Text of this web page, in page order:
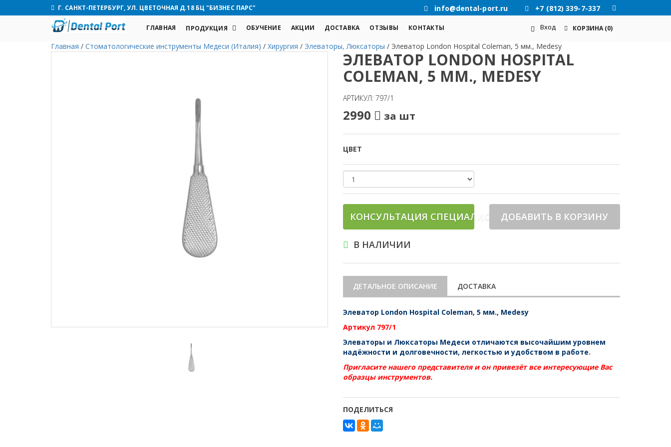
Г. САНКТ-ПЕТЕРБУРГ, УЛ. ЦВЕТОЧНАЯ Д.18 БЦ "БИЗНЕС ПАРС" info@dental-port.ru +7 (812) 339-7-337
ГЛАВНАЯ ПРОДУКЦИЯ ОБУЧЕНИЕ АКЦИИ ДОСТАВКА ОТЗЫВЫ КОНТАКТЫ Вход КОРЗИНА (0)
Главная / Стоматологические инструменты Медеси (Италия) / Хирургия / Элеваторы, Люксаторы / Элеватор London Hospital Coleman, 5 мм., Medesy
ЭЛЕВАТОР LONDON HOSPITAL
COLEMAN, 5 ММ., MEDESY
АРТИКУЛ: 797/1
2990 за шт
ЦВЕТ
КОНСУЛЬТАЦИЯ СПЕЦИАЛИСТАДОБАВИТЬ В КОРЗИНУ
В НАЛИЧИИ
ДЕТАЛЬНОЕ ОПИСАНИЕ ДОСТАВКА
Элеватор London Hospital Coleman, 5 мм., Medesy
Артикул 797/1
Элеваторы и Люксаторы Медеси отличаются высочайшим уровнем
надёжности и долговечности, легкостью и удобством в работе.
Пригласите нашего представителя и он привезёт все интересующие Вас
образцы инструментов.
ПОДЕЛИТЬСЯ